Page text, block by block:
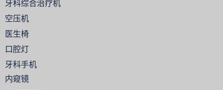
牙科综合治疗机
空压机
医生椅
口腔灯
牙科手机
内窥镜